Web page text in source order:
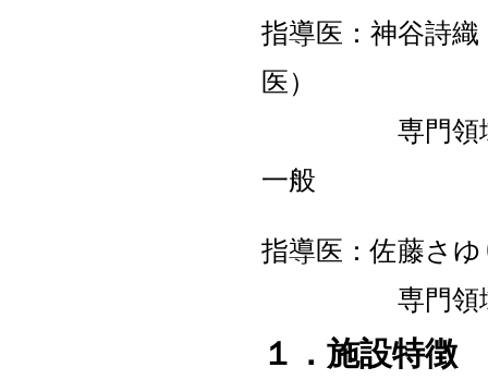
指導医：神谷詩
医）
専門領域：ア
一般
指導医：佐藤さ
専門領域：皮
１．施設特徴